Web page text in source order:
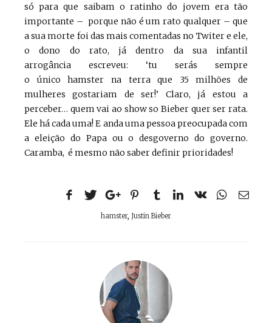
só para que saibam o ratinho do jovem era tão
importante – porque não é um rato qualquer – que
a sua morte foi das mais comentadas no Twiter e ele,
o dono do rato, já dentro da sua infantil
arrogância escreveu: ‘tu serás sempre
o único hamster na terra que 35 milhões de
mulheres gostariam de ser!’ Claro, já estou a
perceber… quem vai ao show so Bieber quer ser rata.
Ele há cada uma! E anda uma pessoa preocupada com
a eleição do Papa ou o desgoverno do governo.
Caramba, é mesmo não saber definir prioridades!
hamster, Justin Bieber